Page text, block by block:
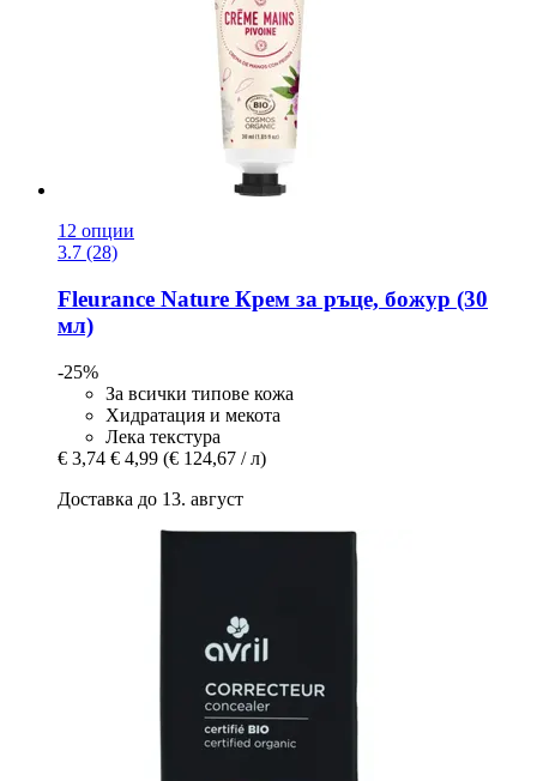
12 опции
3.7 (28)
Fleurance Nature Крем за ръце, божур (30
мл)
-25%
За всички типове кожа
Хидратация и мекота
Лека текстура
€ 3,74 € 4,99 (€ 124,67 / л)
Доставка до 13. август